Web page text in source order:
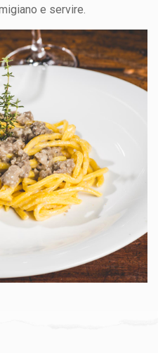
e servire.